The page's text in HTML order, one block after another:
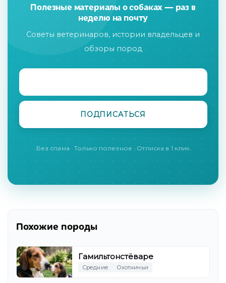
Полезные материалы о собаках — раз в
неделю на почту
Советы ветеринаров, истории владельцев и
обзоры пород
Без спама · Только полезное · Отписка в 1 клик
Похожие породы
Гамильтонстёваре
Средние Охотничьи